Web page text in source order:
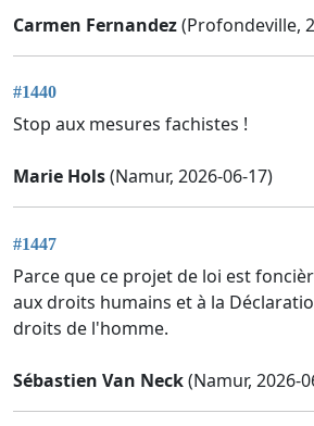
Carmen Fernandez(Profondeville,
#1440
Stop aux mesures fachistes !
Marie Hols(Namur, 2026-06-17)
#1447
Parce que ce projet de loi est
aux droits humains et à la
droits de l'homme.
Sébastien Van Neck(Namur, 2026-